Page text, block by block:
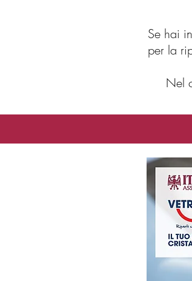
Se hai
per la
Nel